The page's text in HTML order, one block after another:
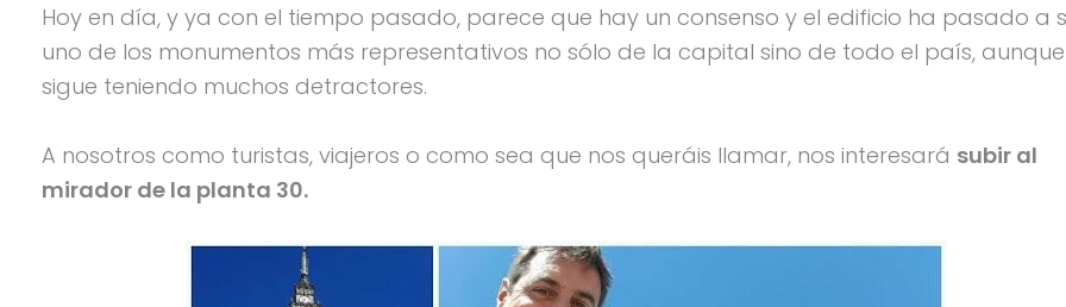
Hoy en día, y ya con el tiempo pasado, parece que hay un consenso y el edificio ha pasado a
uno de los monumentos más representativos no sólo de la capital sino de todo el país, aunque
sigue teniendo muchos detractores.
A nosotros como turistas, viajeros o como sea que nos queráis llamar, nos interesará subir al
mirador de la planta 30.